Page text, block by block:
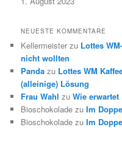
NEUESTE KOMMENTARE
Kellermeister zu Lottes
nicht wollten
Panda zu Lottes WM
(alleinige) Lösung
Frau Wahl zuWie erwartet
Bioschokolade zuIm
Bioschokolade zuIm